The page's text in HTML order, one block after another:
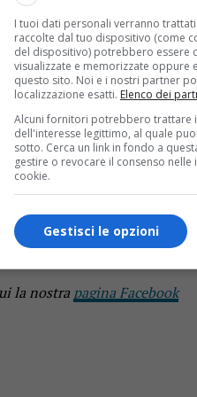
dove finalmente si
con la funivia. A
senza freni (sono stati
il vescovo Franco Giulio
118 ai carabinieri dopo
arresti tre persone: il
Tadini. Le indagini e i
la nostra pagina Facebook
I tuoi dati personali verranno
raccolte dal tuo dispositivo (come
del dispositivo) potrebbero essere
visualizzate e memorizzate oppure
questo sito. Noi e i nostri partner
localizzazione esatti. Elenco dei
Alcuni fornitori potrebbero trattare
dell'interesse legittimo, al quale
sotto. Cerca un link in fondo a
gestire o revocare il consenso
cookie.
Gestisci le opzioni